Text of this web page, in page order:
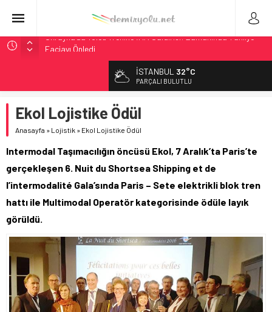
DB Modernizasyon Programı: 70. İstasyona Ulaşıldı
GB Railfreight İngiltere’de Lider, Class 99’lar 2026’da Yolda
İngiltere Demiryolunda Tarihi Entegrasyon: GBR Anglia
Resmen Başladı
Malezya Havayolları, TGV ile 28 Fransız Şehrine Tek Bilet
Ukrayna’da Yolcu Trenine İHA Saldırısı: Zamanında Tahliye
İSTANBUL 32°C
PARÇALI BULUTLU
Ekol Lojistike Ödül
Anasayfa » Lojistik » Ekol Lojistike Ödül
Intermodal Taşımacılığın öncüsü Ekol, 7 Aralık’ta Paris’te
gerçekleşen 6. Nuit du Shortsea Shipping et de
l’intermodalité Gala’sında Paris – Sete elektrikli blok tren
hattı ile Multimodal Operatör kategorisinde ödüle layık
görüldü.